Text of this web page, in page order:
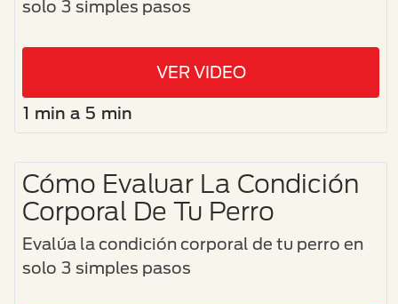
solo 3 simples pasos
VER VIDEO
1 min a 5 min
Cómo Evaluar La Condición
Corporal De Tu Perro
Evalúa la condición corporal de tu perro en
solo 3 simples pasos